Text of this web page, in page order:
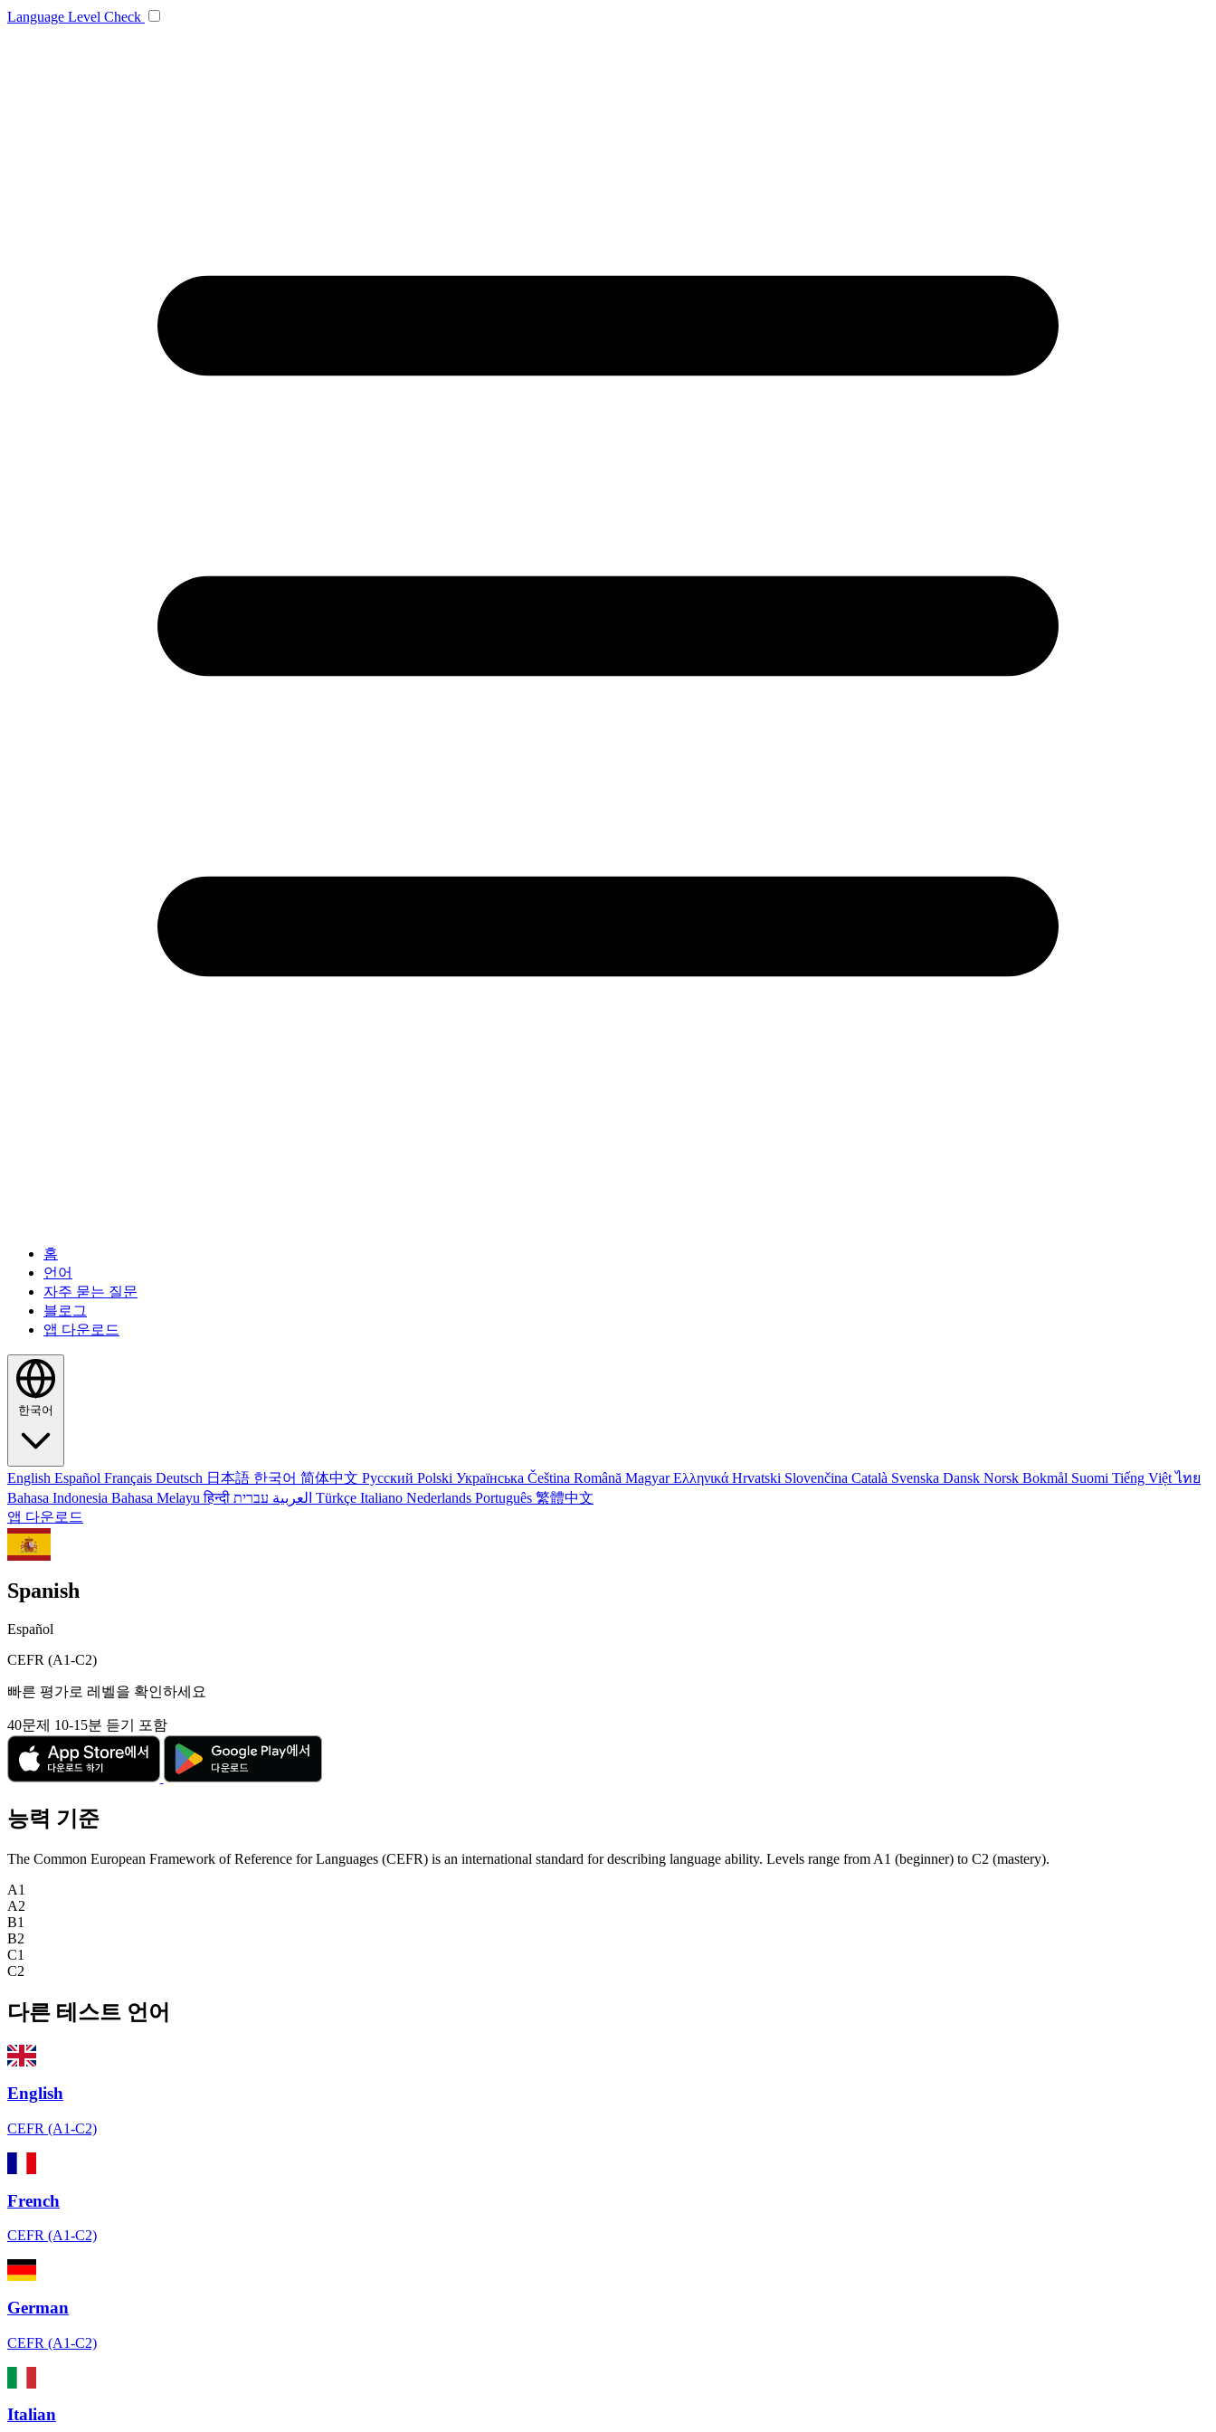
Language Level Check
홈
언어
자주 묻는 질문
블로그
앱 다운로드
한국어
English Español Français Deutsch 日本語 한국어 简体中文 Русский Polski Українська Čeština Română MagyarΕλληνικά Hrvatski Slovenčina Català Svenska Dansk Norsk Bokmål Suomi Tiếng Việtไทย
Bahasa Indonesia Bahasa Melayuहिन्दी العربية Türkçe Italiano Nederlands Português 繁體中文
앱 다운로드
Spanish
Español
CEFR (A1-C2)
빠른 평가로 레벨을 확인하세요
40문제 10-15분 듣기 포함
능력 기준
The Common European Framework of Reference for Languages (CEFR) is an international standard for describing language ability. Levels range from A1 (beginner) to C2 (mastery).
A1
A2
B1
B2
C1
C2
다른 테스트 언어
English
CEFR (A1-C2)
French
CEFR (A1-C2)
German
CEFR (A1-C2)
Italian